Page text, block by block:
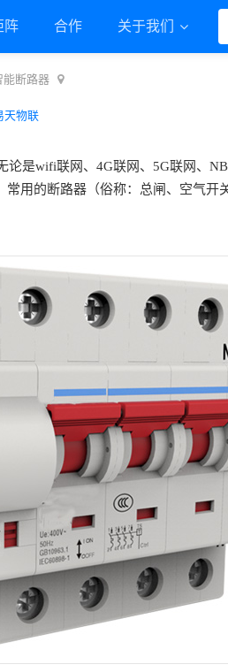
阵 合作 关于我们
能断路器
天物联
论是wifi联网、4G联网、5G联网、
用的断路器（俗称：总闸、空气开